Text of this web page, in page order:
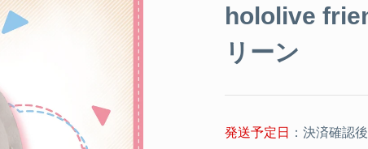
hololive
リーン
発送予定日 ：決済確認